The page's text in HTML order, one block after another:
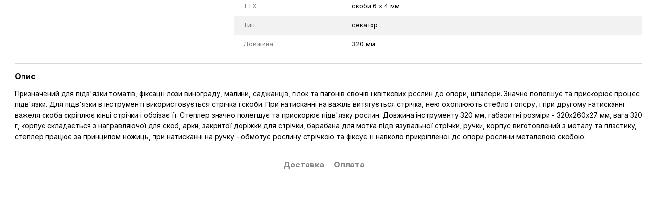
TTX скоби 6 х 4 мм
Тип секатор
Довжина 320 мм
Опис
Призначений для підв'язки томатів, фіксації лози винограду, малини, саджанців, гілок та пагонів овочів і квіткових рослин до опори, шпалери. Значно полегшує та прискорює процес
підв'язки. Для підв'язки в інструменті використовується стрічка і скоби. При натисканні на важіль витягується стрічка, нею охоплюють стебло і опору, і при другому натисканні
важеля скоба скріплює кінці стрічки і обрізає її. Степлер значно полегшує та прискорює підв'язку рослин. Довжина інструменту 320 мм, габаритні розміри - 320х260х27 мм, вага 320
г, корпус складається з направляючої для скоб, арки, закритої доріжки для стрічки, барабана для мотка підв'язувальної стрічки, ручки, корпус виготовлений з металу та пластику,
степлер працює за принципом ножиць, при натисканні на ручку - обмотує рослину стрічкою та фіксує її навколо прикріпленої до опори рослини металевою скобою.
Доставка Оплата